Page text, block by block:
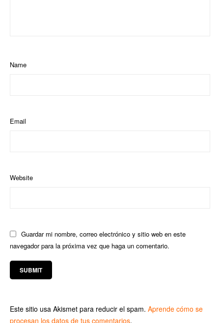
Name
Email
Website
Guardar mi nombre, correo electrónico y sitio web en este
navegador para la próxima vez que haga un comentario.
Este sitio usa Akismet para reducir el spam. Aprende cómo se
procesan los datos de tus comentarios.